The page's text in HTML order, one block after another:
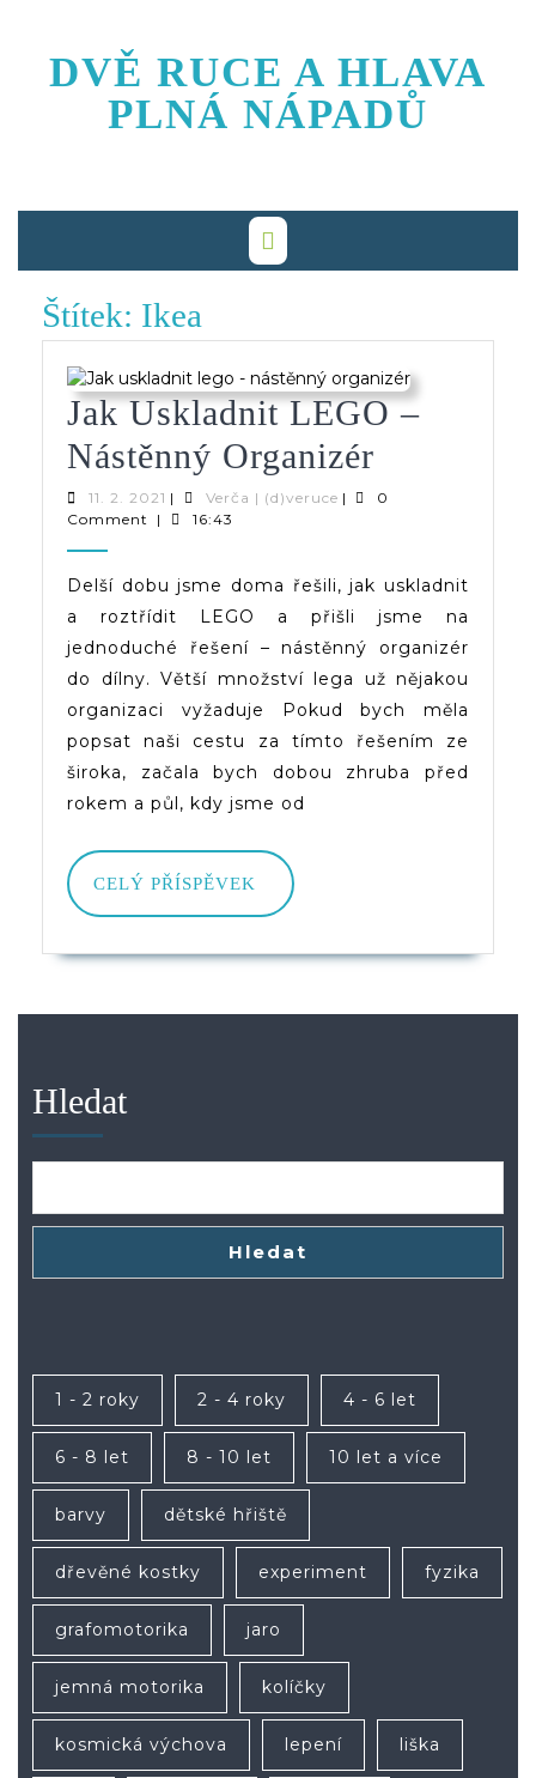
content
DVĚ RUCE A HLAVA
PLNÁ NÁPADŮ
Štítek: Ikea
Jak Uskladnit LEGO –
Nástěnný Organizér
Uskladnit
–
Nástěnný
Organizér
11. 2. 2021 11.
2.
| Verča | (d)veruceVerča
|
0
Comment
| 16:43
Delší dobu jsme doma řešili, jak uskladnit
a roztřídit LEGO a přišli jsme na
jednoduché řešení – nástěnný organizér
do dílny. Větší množství lega už nějakou
organizaci vyžaduje Pokud bych měla
popsat naši cestu za tímto řešením ze
široka, začala bych dobou zhruba před
rokem a půl, kdy jsme od
CELÝ PŘÍSPĚVEK
CELÝ
PŘÍSPĚVEK
Hledat
Hledat
1 - 2 roky 2 - 4 roky 4 - 6 let
6 - 8 let 8 - 10 let 10 let a více
barvy dětské hřiště
dřevěné kostky experiment fyzika
grafomotorika jaro
jemná motorika kolíčky
kosmická výchova lepení liška